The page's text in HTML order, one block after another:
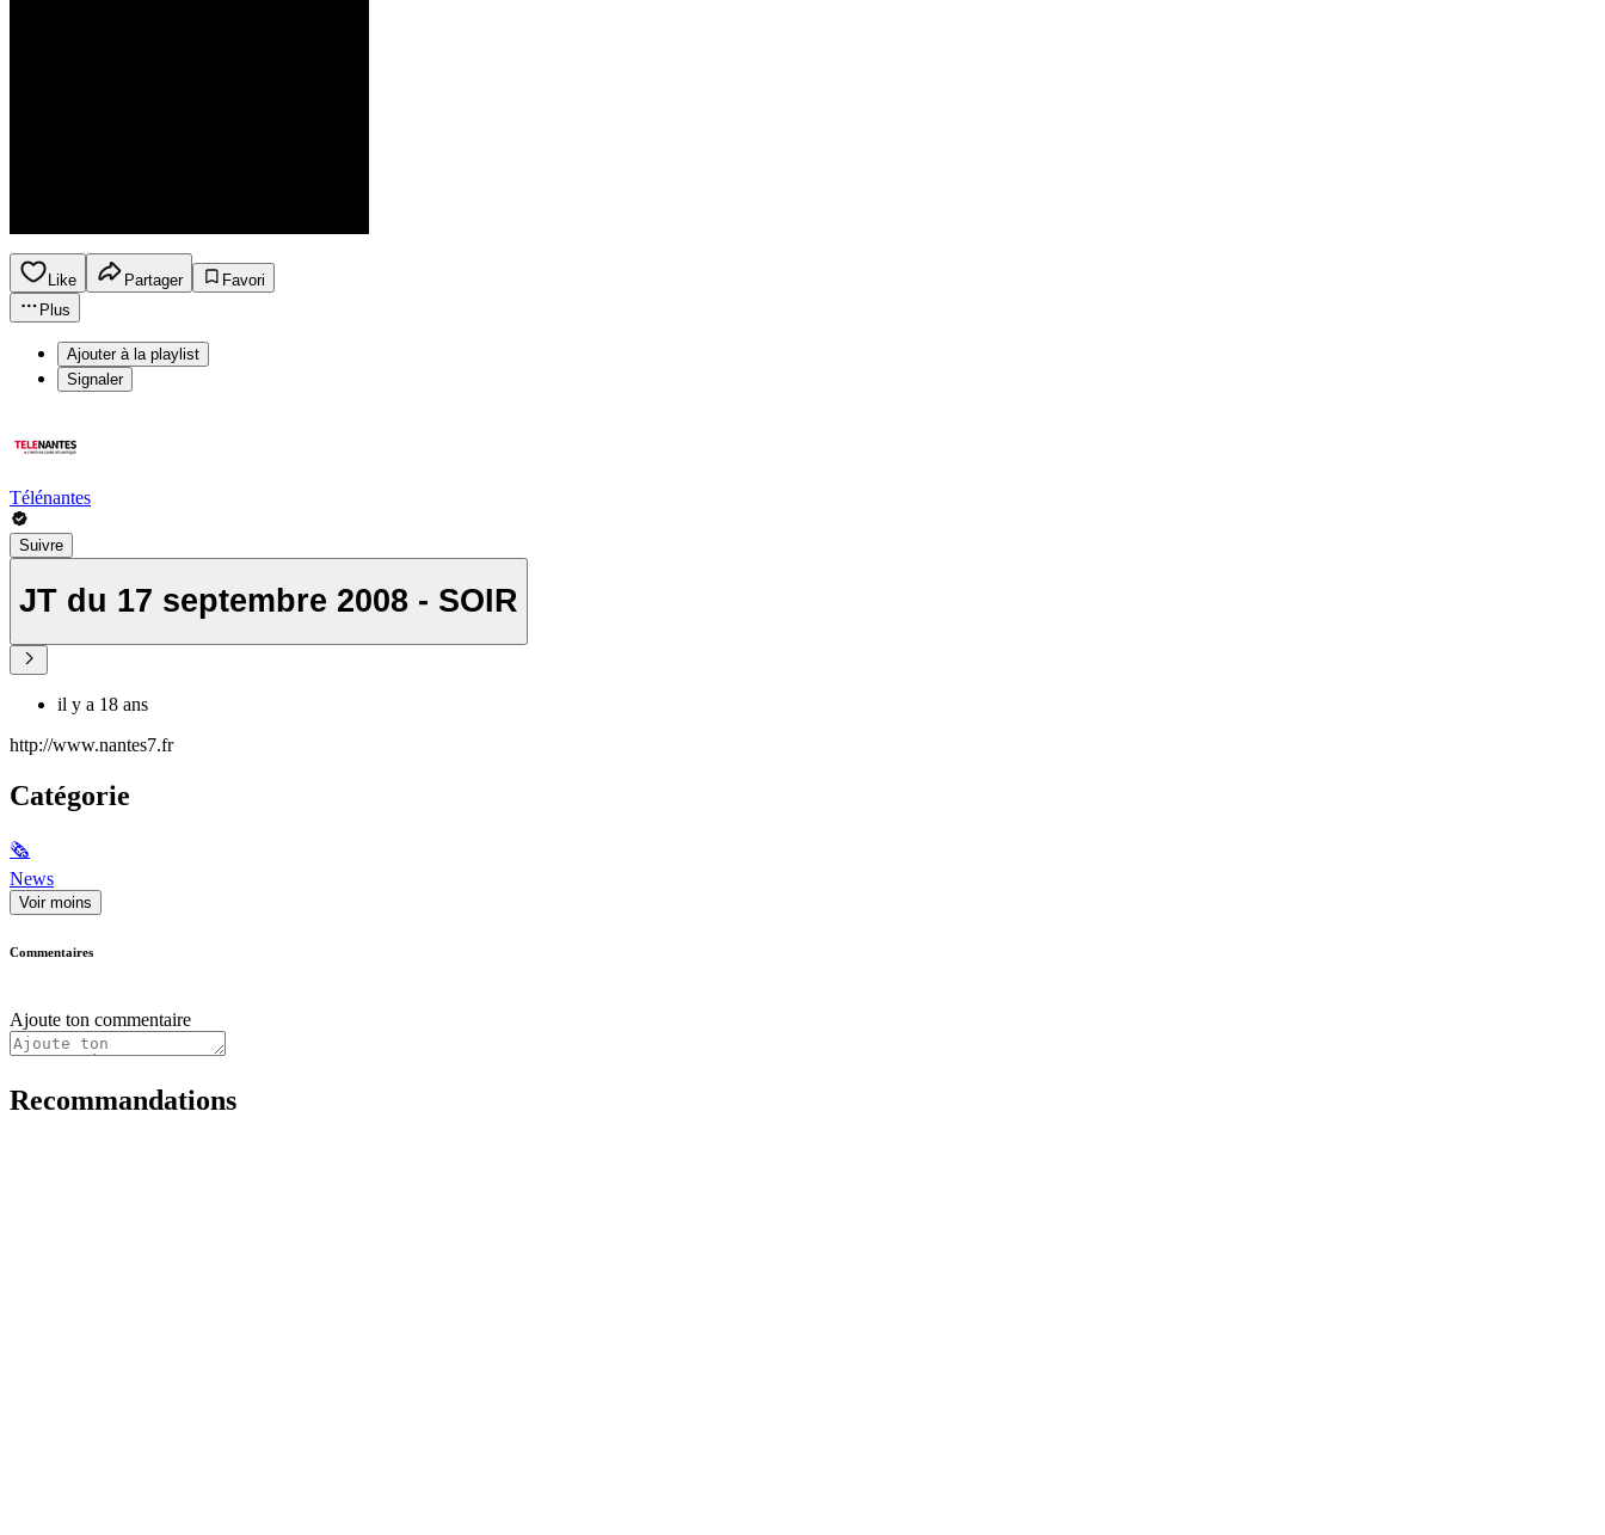
Like Partager
Favori
Plus
Ajouter à la playlist
Signaler
Télénantes
Suivre
JT du 17 septembre 2008 - SOIR
il y a 18 ans
http://www.nantes7.fr
Catégorie
🗞
News
Voir moins
Commentaires
Ajoute ton commentaire
Recommandations